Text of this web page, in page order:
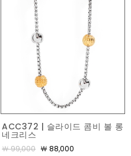
ACC372 | 슬라이드 콤비 볼 롱
네크리스
￦ 99,000 ￦ 88,000